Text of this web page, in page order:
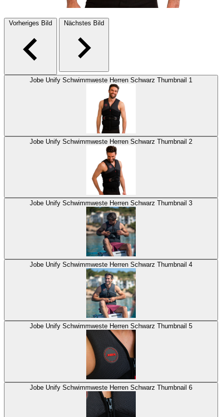
Vorheriges Bild Nächstes Bild
Jobe Unify Schwimmweste Herren Schwarz Thumbnail 1
Jobe Unify Schwimmweste Herren Schwarz Thumbnail 2
Jobe Unify Schwimmweste Herren Schwarz Thumbnail 3
Jobe Unify Schwimmweste Herren Schwarz Thumbnail 4
Jobe Unify Schwimmweste Herren Schwarz Thumbnail 5
Jobe Unify Schwimmweste Herren Schwarz Thumbnail 6